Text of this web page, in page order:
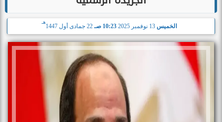
الخميس 13 نوفمبر 2025 10:23 صـ 22 جمادى أول 1447
هـ